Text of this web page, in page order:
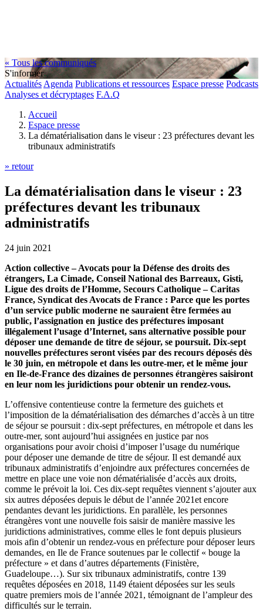
« Tous les communiqués
S'informer
Actualités Agenda Publications et ressources Espace presse Podcasts
Analyses et décryptages F.A.Q
Accueil
Espace presse
La dématérialisation dans le viseur : 23 préfectures devant les
tribunaux administratifs
» retour
La dématérialisation dans le viseur : 23
préfectures devant les tribunaux
administratifs
24 juin 2021
Action collective – Avocats pour la Défense des droits des
étrangers, La Cimade, Conseil National des Barreaux, Gisti,
Ligue des droits de l’Homme, Secours Catholique – Caritas
France, Syndicat des Avocats de France : Parce que les portes
d’un service public moderne ne sauraient être fermées au
public, l’assignation en justice des préfectures imposant
illégalement l’usage d’Internet, sans alternative possible pour
déposer une demande de titre de séjour, se poursuit. Dix-sept
nouvelles préfectures seront visées par des recours déposés dès
le 30 juin, en métropole et dans les outre-mer, et le même jour
en Ile-de-France des dizaines de personnes étrangères saisiront
en leur nom les juridictions pour obtenir un rendez-vous.
L’offensive contentieuse contre la fermeture des guichets et
l’imposition de la dématérialisation des démarches d’accès à un titre
de séjour se poursuit : dix-sept préfectures, en métropole et dans les
outre-mer, sont aujourd’hui assignées en justice par nos
organisations pour avoir choisi d’imposer l’usage du numérique
pour déposer une demande de titre de séjour. Il est demandé aux
tribunaux administratifs d’enjoindre aux préfectures concernées de
mettre en place une voie non dématérialisée d’accès aux droits,
comme le prévoit la loi. Ces dix-sept requêtes viennent s’ajouter aux
six autres déposées depuis le début de l’année 2021et encore
pendantes devant les juridictions. En parallèle, les personnes
étrangères vont une nouvelle fois saisir de manière massive les
juridictions administratives, comme elles le font depuis plusieurs
mois afin d’obtenir un rendez-vous en préfecture pour déposer leurs
demandes, en Ile de France soutenues par le collectif « bouge la
préfecture » et dans d’autres départements (Finistère,
Guadeloupe…). Sur six tribunaux administratifs, contre 139
requêtes déposées en 2018, 1149 étaient déposées sur les seuls
quatre premiers mois de l’année 2021, témoignant de l’ampleur des
difficultés sur le terrain.